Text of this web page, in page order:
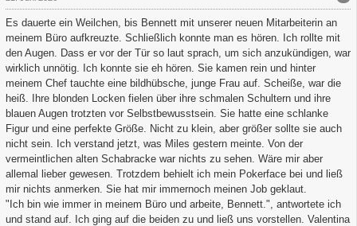
Es dauerte ein Weilchen, bis Bennett mit unserer neuen Mitarbeiterin an
meinem Büro aufkreuzte. Schließlich konnte man es hören. Ich rollte mit
den Augen. Dass er vor der Tür so laut sprach, um sich anzukündigen, war
wirklich unnötig. Ich konnte sie eh hören. Sie kamen rein und hinter
meinem Chef tauchte eine bildhübsche, junge Frau auf. Scheiße, war die
heiß. Ihre blonden Locken fielen über ihre schmalen Schultern und ihre
blauen Augen trotzten vor Selbstbewusstsein. Sie hatte eine schlanke
Figur und eine perfekte Größe. Nicht zu klein, aber größer sollte sie auch
nicht sein. Ich verstand jetzt, was Miles gestern meinte. Von der
vermeintlichen alten Schabracke war nichts zu sehen. Wäre mir aber
allemal lieber gewesen. Trotzdem behielt ich mein Pokerface bei und ließ
mir nichts anmerken. Sie hat mir immernoch meinen Job geklaut.
"Ich bin wie immer in meinem Büro und arbeite, Bennett.", antwortete ich
und stand auf. Ich ging auf die beiden zu und ließ uns vorstellen. Valentina